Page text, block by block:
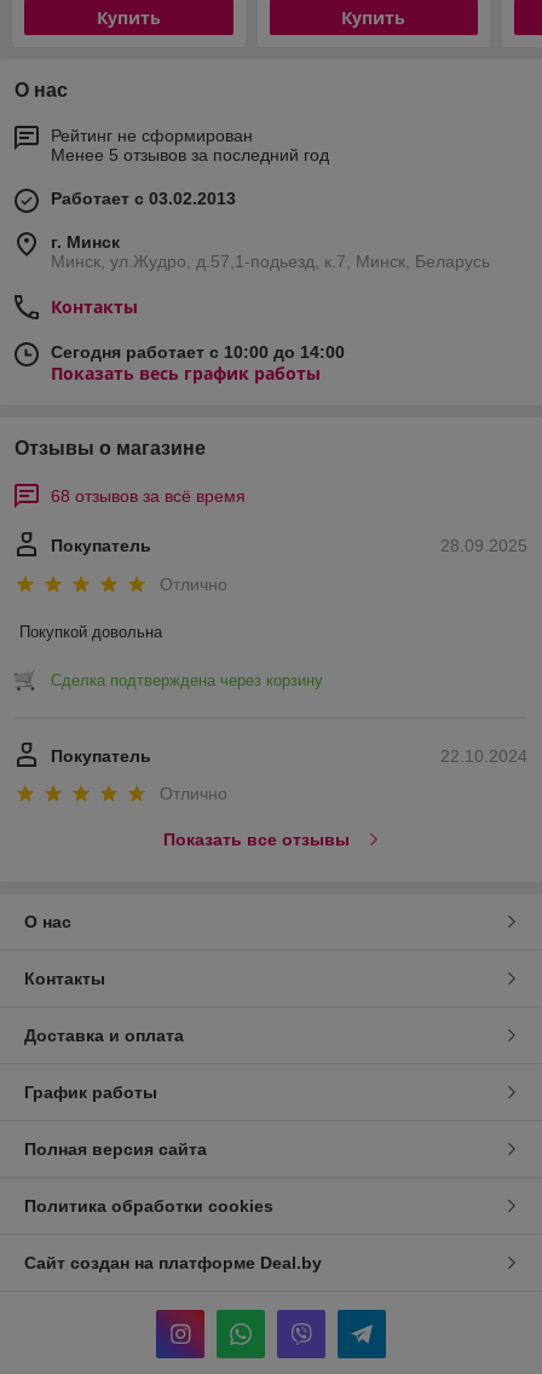
Купить Купить
О нас
Рейтинг не сформирован
Менее 5 отзывов за последний год
Работает с 03.02.2013
г. Минск
Минск, ул.Жудро, д.57,1-подьезд, к.7, Минск, Беларусь
Контакты
Сегодня работает с 10:00 до 14:00
Показать весь график работы
Отзывы о магазине
68 отзывов за всё время
28.09.2025
Покупатель
Отлично
Покупкой довольна
Сделка подтверждена через корзину
22.10.2024
Покупатель
Отлично
Показать все отзывы
О нас
Контакты
Доставка и оплата
График работы
Полная версия сайта
Политика обработки cookies
Сайт создан на платформе Deal.by